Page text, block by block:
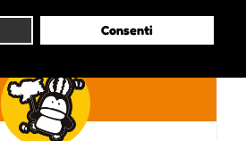
Consenti